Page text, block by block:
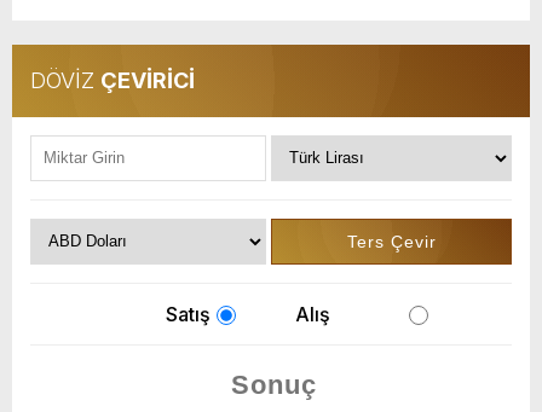
DÖVİZ ÇEVİRİCİ
Satış Alış